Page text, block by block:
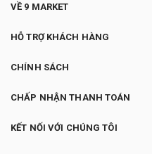
VỀ 9 MARKET
HỖ TRỢ KHÁCH HÀNG
CHÍNH SÁCH
CHẤP NHẬN THANH TOÁN
KẾT NỐI VỚI CHÚNG TÔI